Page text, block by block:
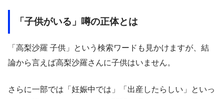
「子供がいる」噂の正体とは
「高梨沙羅 子供」という検索ワードも見かけますが、結
論から言えば高梨沙羅さんに子供はいません。
さらに一部では「妊娠中では」「出産したらしい」といっ